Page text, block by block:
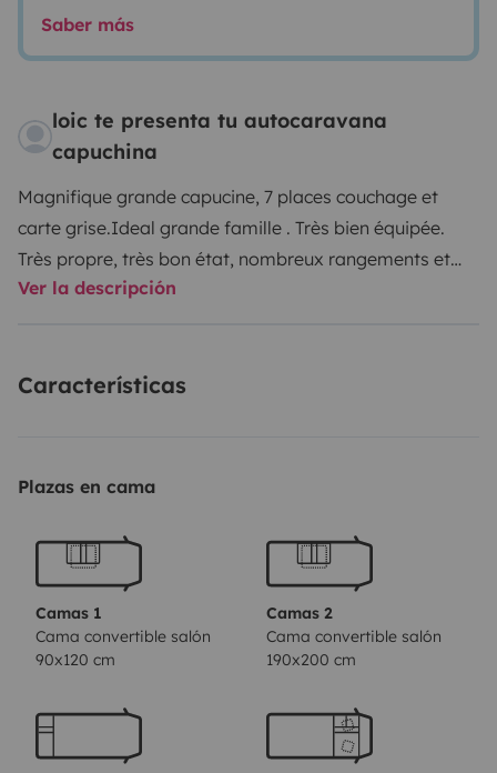
Saber más
loic te presenta tu autocaravana
capuchina
Magnifique grande capucine, 7 places couchage et
carte grise.Ideal grande famille . Très bien équipée.
Très propre, très bon état, nombreux rangements et
accessoires .
Ver la descripción
Características
Plazas en cama
Camas 1
Cama convertible salón
90x120 cm
Camas 2
Cama convertible salón
190x200 cm